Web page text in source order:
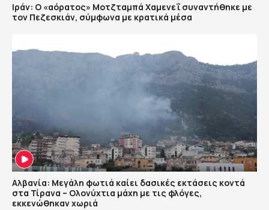
Ιράν: Ο «αόρατος» Μοτζταμπά Χαμενεΐ συναντήθηκε με
τον Πεζεσκιάν, σύμφωνα με κρατικά μέσα
Αλβανία: Μεγάλη φωτιά καίει δασικές εκτάσεις κοντά
στα Τίρανα – Ολονύχτια μάχη με τις φλόγες,
εκκενώθηκαν χωριά